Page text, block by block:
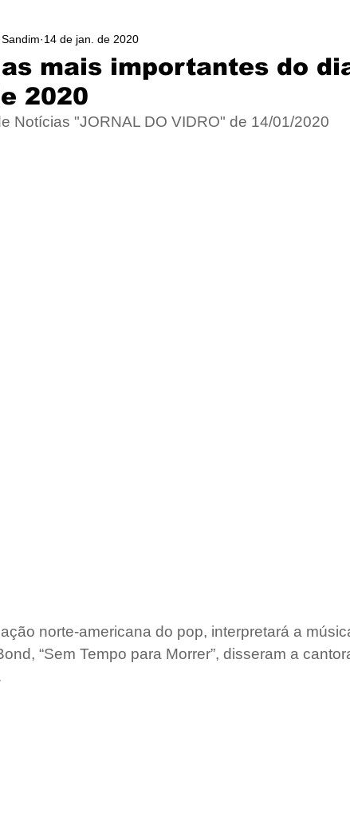
mais importantes do
2020
14 de jan. de 2020
Notícias "JORNAL DO VIDRO" de 14/01/2020
norte-americana do pop, interpretará a
“Sem Tempo para Morrer”, disseram a